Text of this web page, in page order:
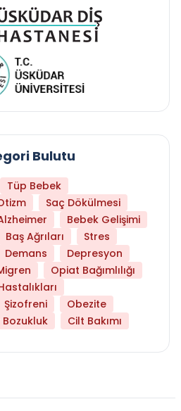
Bulutu
Tüp Bebek
Saç Dökülmesi
Bebek Gelişimi
Baş Ağrıları
Stres
Demans
Depresyon
Opiat Bağımlılığı
Şizofreni
Obezite
Cilt Bakımı